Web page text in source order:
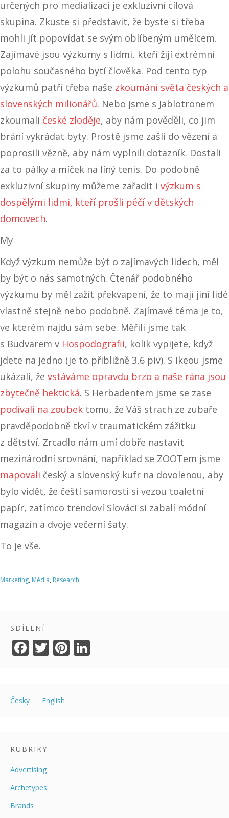
určených pro medializaci je exkluzivní cílová
skupina. Zkuste si představit, že byste si třeba
mohli jít popovídat se svým oblíbeným umělcem.
Zajímavé jsou výzkumy s lidmi, kteří žijí extrémní
polohu současného bytí člověka. Pod tento typ
výzkumů patří třeba naše zkoumání světa českých a
slovenských milionářů. Nebo jsme s Jablotronem
zkoumali české zloděje, aby nám pověděli, co jim
brání vykrádat byty. Prostě jsme zašli do vězení a
poprosili vězně, aby nám vyplnili dotazník. Dostali
za to pálky a míček na líný tenis. Do podobně
exkluzivní skupiny můžeme zařadit i výzkum s
dospělými lidmi, kteří prošli péčí v dětských
domovech.
My
Když výzkum nemůže být o zajímavých lidech, měl
by být o nás samotných. Čtenář podobného
výzkumu by měl zažít překvapení, že to mají jiní lidé
vlastně stejně nebo podobně. Zajímavé téma je to,
ve kterém najdu sám sebe. Měřili jsme tak
s Budvarem v Hospodografii, kolik vypijete, když
jdete na jedno (je to přibližně 3,6 piv). S Ikeou jsme
ukázali, že vstáváme opravdu brzo a naše rána jsou
zbytečně hektická. S Herbadentem jsme se zase
podívali na zoubek tomu, že Váš strach ze zubaře
pravděpodobně tkví v traumatickém zážitku
z dětství. Zrcadlo nám umí dobře nastavit
mezinárodní srovnání, například se ZOOTem jsme
mapovali český a slovenský kufr na dovolenou, aby
bylo vidět, že čeští samorosti si vezou toaletní
papír, zatímco trendoví Slováci si zabalí módní
magazín a dvoje večerní šaty.
To je vše.
Marketing, Média, Research
SDÍLENÍ
F
b
k
T
er
Pi
Česky English
RUBRIKY
Advertising
Archetypes
Brands